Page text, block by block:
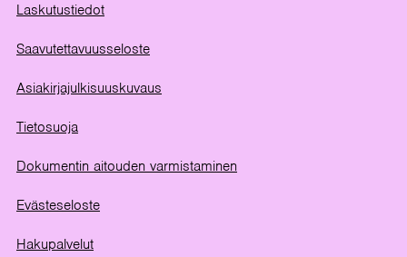
Laskutustiedot
Saavutettavuusseloste
Asiakirjajulkisuuskuvaus
Tietosuoja
Dokumentin aitouden varmistaminen
Evästeseloste
Hakupalvelut